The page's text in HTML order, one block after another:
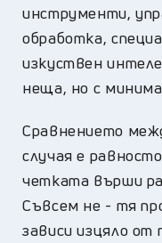
инструменти,
обработка,
изкуствен
неща, но с
Сравнението
случая е
четката върши
Съвсем не - тя
зависи изцяло